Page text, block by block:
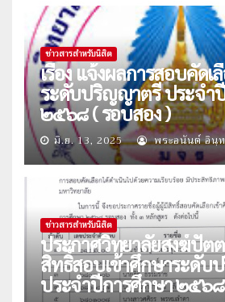
ข่าวสารสำหรับนิสิต
เรื่อง แจ้งผลการสอบคัดเ
ระดับปริญญาตรี ประจำ
๒๕๖๘ ( รอบสอง )
มิ.ย. 13, 2025 พระอนันต์ อินฺ
ข่าวสารสำหรับนิสิต
ประกาศวิทยาลัยสงฆ์ปัตต
สิทธิ์สอบเข้าศึกษาระดับ
ประจำปีการศึกษา ๒๕๖